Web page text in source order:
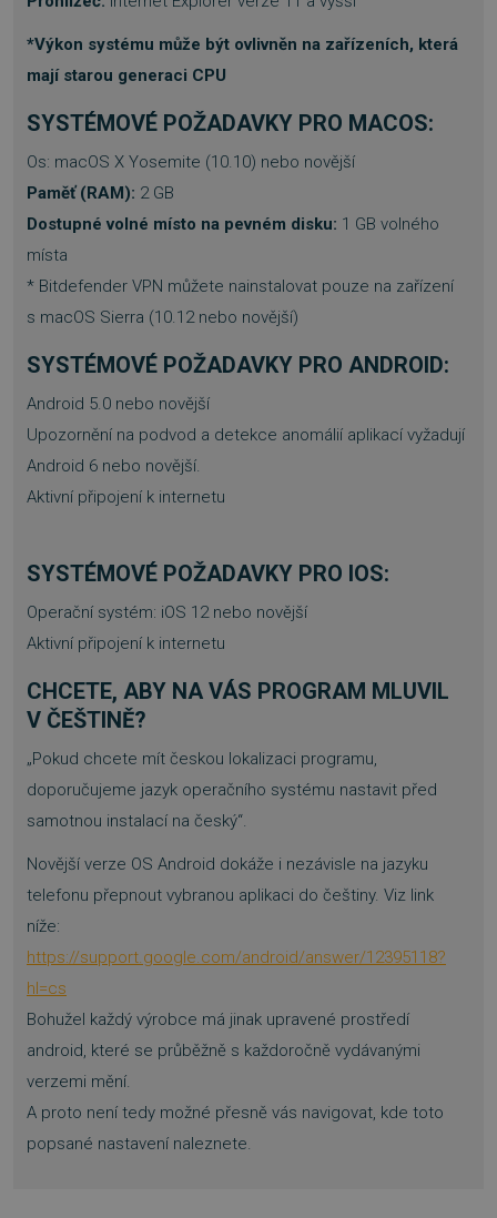
*Výkon systému může být ovlivněn na zařízeních, která
mají starou generaci CPU
SYSTÉMOVÉ POŽADAVKY PRO MACOS:
Os: macOS X Yosemite (10.10) nebo novější
Paměť (RAM): 2 GB
Dostupné volné místo na pevném disku: 1 GB volného
místa
* Bitdefender VPN můžete nainstalovat pouze na zařízení
s macOS Sierra (10.12 nebo novější)
SYSTÉMOVÉ POŽADAVKY PRO ANDROID:
Android 5.0 nebo novější
Upozornění na podvod a detekce anomálií aplikací vyžadují
Android 6 nebo novější.
Aktivní připojení k internetu
SYSTÉMOVÉ POŽADAVKY PRO IOS:
Operační systém: iOS 12 nebo novější
Aktivní připojení k internetu
CHCETE, ABY NA VÁS PROGRAM MLUVIL
V ČEŠTINĚ?
„Pokud chcete mít českou lokalizaci programu,
doporučujeme jazyk operačního systému nastavit před
samotnou instalací na český“.
Novější verze OS Android dokáže i nezávisle na jazyku
telefonu přepnout vybranou aplikaci do češtiny. Viz link
níže:
https://support.google.com/android/answer/12395118?
hl=cs
Bohužel každý výrobce má jinak upravené prostředí
android, které se průběžně s každoročně vydávanými
verzemi mění.
A proto není tedy možné přesně vás navigovat, kde toto
popsané nastavení naleznete.
PHPSESSID
PHP.net
__cf_bm
Cloudflare Inc.
.heureka.group
29 minut
57 sekund
PHPSESSID